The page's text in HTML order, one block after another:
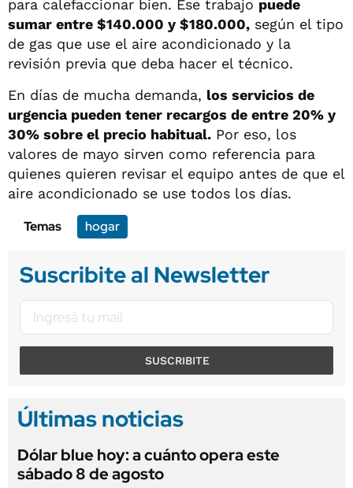
para calefaccionar bien. Ese trabajo puede
sumar entre $140.000 y $180.000, según el tipo
de gas que use el aire acondicionado y la
revisión previa que deba hacer el técnico.
En días de mucha demanda, los servicios de
urgencia pueden tener recargos de entre 20% y
30% sobre el precio habitual. Por eso, los
valores de mayo sirven como referencia para
quienes quieren revisar el equipo antes de que el
aire acondicionado se use todos los días.
Temas
hogar
Suscribite al Newsletter
SUSCRIBITE
Últimas noticias
Dólar blue hoy: a cuánto opera este
sábado 8 de agosto